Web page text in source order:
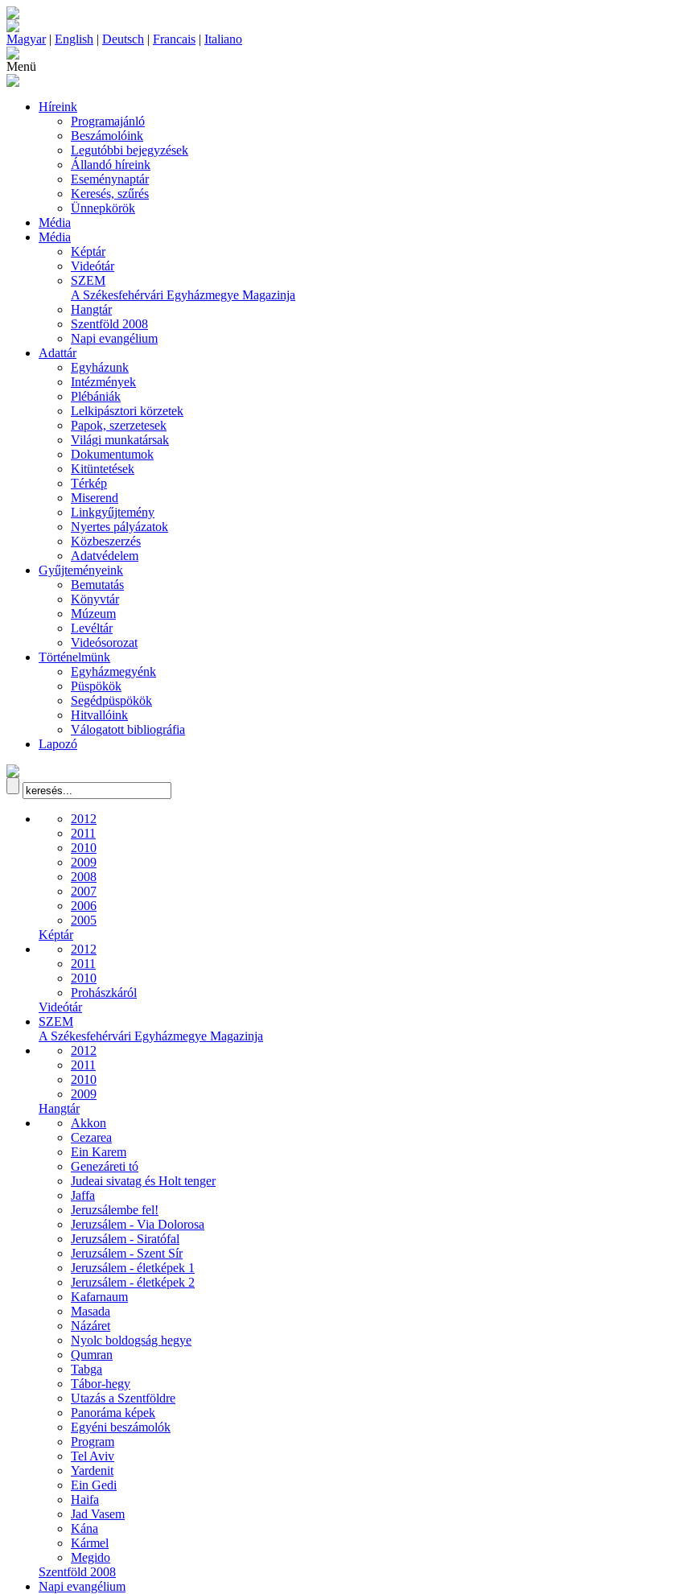
Magyar| English | Deutsch | Francais | Italiano
Menü
Híreink
Programajánló
Beszámolóink
Legutóbbi bejegyzések
Állandó híreink
Eseménynaptár
Keresés, szűrés
Ünnepkörök
Média
Média
Képtár
Videótár
SZEM
A Székesfehérvári Egyházmegye Magazinja
Hangtár
Szentföld 2008
Napi evangélium
Adattár
Egyházunk
Intézmények
Plébániák
Lelkipásztori körzetek
Papok, szerzetesek
Világi munkatársak
Dokumentumok
Kitüntetések
Térkép
Miserend
Linkgyűjtemény
Nyertes pályázatok
Közbeszerzés
Adatvédelem
Gyűjteményeink
Bemutatás
Könyvtár
Múzeum
Levéltár
Videósorozat
Történelmünk
Egyházmegyénk
Püspökök
Segédpüspökök
Hitvallóink
Válogatott bibliográfia
Lapozó
2012
2011
2010
2009
2008
2007
2006
2005
Képtár
2012
2011
2010
Prohászkáról
Videótár
SZEM
A Székesfehérvári Egyházmegye Magazinja
2012
2011
2010
2009
Hangtár
Akkon
Cezarea
Ein Karem
Genezáreti tó
Judeai sivatag és Holt tenger
Jaffa
Jeruzsálembe fel!
Jeruzsálem - Via Dolorosa
Jeruzsálem - Siratófal
Jeruzsálem - Szent Sír
Jeruzsálem - életképek 1
Jeruzsálem - életképek 2
Kafarnaum
Masada
Názáret
Nyolc boldogság hegye
Qumran
Tabga
Tábor-hegy
Utazás a Szentföldre
Panoráma képek
Egyéni beszámolók
Program
Tel Aviv
Yardenit
Ein Gedi
Haifa
Jad Vasem
Kána
Kármel
Megido
Szentföld 2008
Napi evangélium